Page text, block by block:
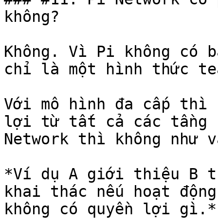
không?
Không. Vì Pi không
chỉ là một hình thức
Với mô hình đa cấp thì
lợi từ tất cả các tầng
Network thì không như
*Ví dụ A giới thiệu B
khai thác nếu hoạt
không có quyền lợi gì.*